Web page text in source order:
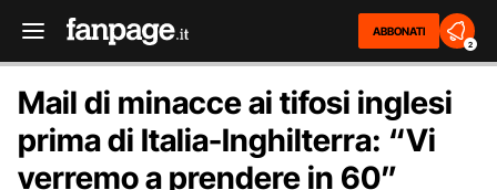
ABBONATI
2
Mail di minacce ai tifosi inglesi
prima di Italia-Inghilterra: “Vi
verremo a prendere in 60”